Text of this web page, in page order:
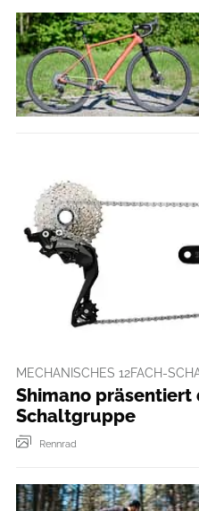
MECHANISCHES 12FACH-
Shimano präsentiert
Schaltgruppe
Rennrad